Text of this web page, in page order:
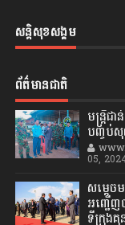
សន្តិសុខសង្គម
ព័ត៌មានជាតិ
មន្ត្រីជ
បញ្ចប់
05,
សម្តេ
អញ្ជើញ
ទីក្រុង